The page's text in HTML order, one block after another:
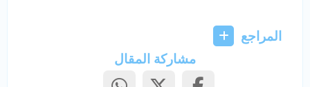
المراجع
مشاركة المقال